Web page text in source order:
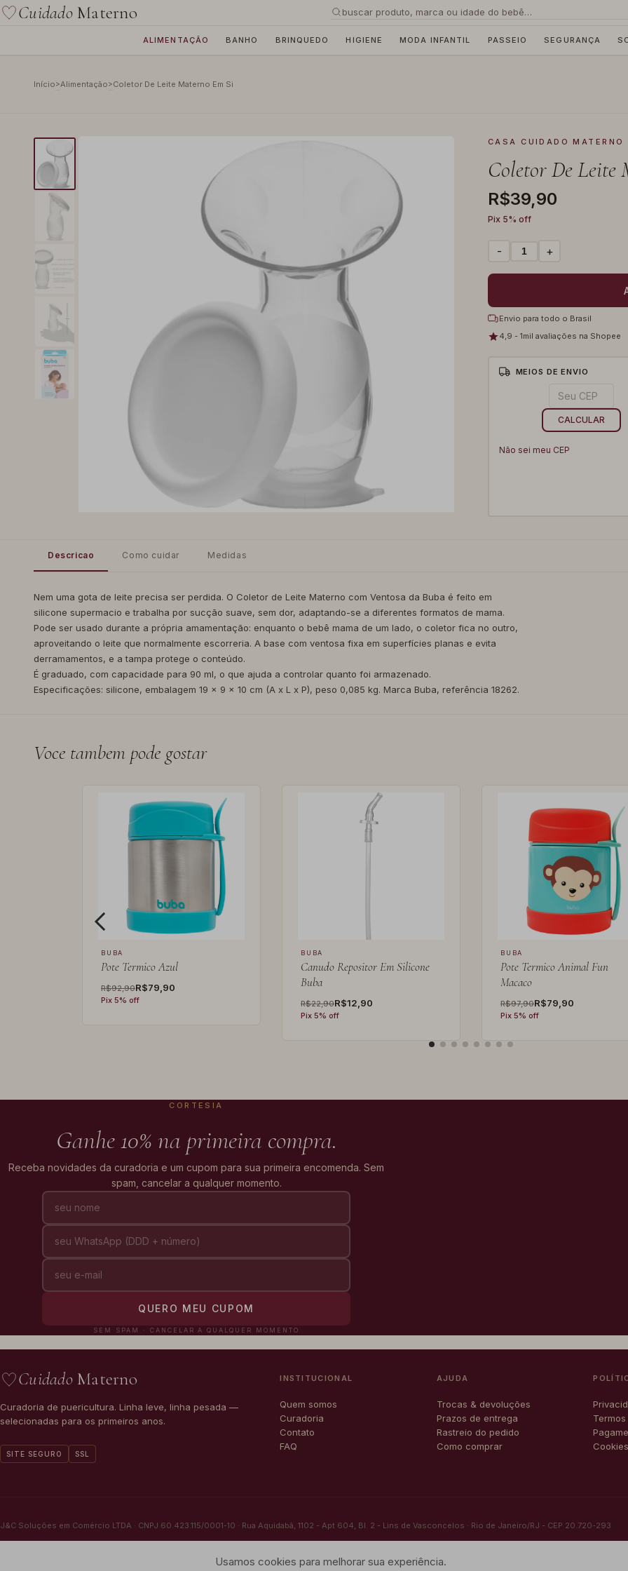
Cuidado Materno buscar produto, marca ou idade do bebê…
ALIMENTAÇÃO BANHO BRINQUEDO HIGIENE MODA INFANTIL PASSEIO SEGURANÇA
Usamos cookies para melhorar sua experiência.
Início>Alimentação>Coletor De Leite Materno Em Si
CASA CUIDADO MATERNO
Coletor De Leite
R$39,90
Pix 5% off
- +
Envio para todo o Brasil
4,9 - 1mil avaliações na Shopee
MEIOS DE ENVIO
CALCULAR
Não sei meu CEP
Descricao Como cuidar Medidas
Nem uma gota de leite precisa ser perdida. O Coletor de Leite Materno com Ventosa da Buba é feito em
silicone supermacio e trabalha por sucção suave, sem dor, adaptando-se a diferentes formatos de mama.
Pode ser usado durante a própria amamentação: enquanto o bebê mama de um lado, o coletor fica no outro,
aproveitando o leite que normalmente escorreria. A base com ventosa fixa em superfícies planas e evita
derramamentos, e a tampa protege o conteúdo.
É graduado, com capacidade para 90 ml, o que ajuda a controlar quanto foi armazenado.
Especificações: silicone, embalagem 19 x 9 x 10 cm (A x L x P), peso 0,085 kg. Marca Buba, referência 18262.
Voce tambem pode gostar
BUBA
Pote Termico Azul
R$92,90R$79,90
Pix 5% off
BUBA
Canudo Repositor Em Silicone
Buba
R$22,90R$12,90
Pix 5% off
BUBA
Pote Termico Animal Fun
Macaco
R$97,90R$79,90
Pix 5% off
CORTESIA
Ganhe 10% na primeira compra.
Receba novidades da curadoria e um cupom para sua primeira encomenda. Sem
spam, cancelar a qualquer momento.
QUERO MEU CUPOM
SEM SPAM · CANCELAR A QUALQUER MOMENTO
Cuidado Materno
Curadoria de puericultura. Linha leve, linha pesada —
selecionadas para os primeiros anos.
SITE SEGURO SSL
INSTITUCIONAL
Quem somos
Curadoria
Contato
FAQ
AJUDA
Trocas & devoluções
Prazos de entrega
Rastreio do pedido
Como comprar
Cookies
J&C Soluções em Comércio LTDA · CNPJ 60.423.115/0001-10 · Rua Aquidabã, 1102 - Apt 604, Bl. 2 - Lins de Vasconcelos · Rio de Janeiro/RJ - CEP 20.720-293